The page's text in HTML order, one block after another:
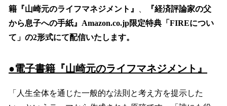
籍『山崎元のライフマネジメント』
、
『経済評論家の父
から息子への手紙』Amazon.co.jp限定特典「FIREについ
て」の2形式にて配信いたします。
●電子書籍『山崎元のライフマネジメント』
「人生全体を通じた一般的な法則と考え方を提示した